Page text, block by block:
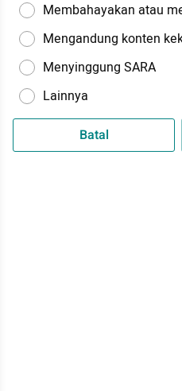
Membahayakan atau
Mengandung konten
Menyinggung SARA
Lainnya
Batal